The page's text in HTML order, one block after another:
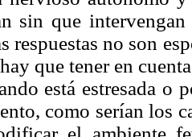
sin que
respuestas no son
que tener en
está estresada o
como serían los